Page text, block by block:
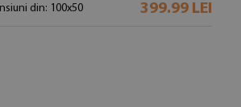
din: 100x50 399.99 LEI